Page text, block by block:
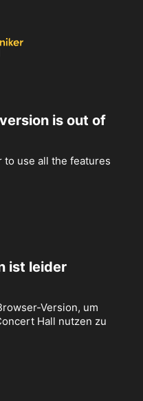
is out of
to use all the features
ist leider
Version, um
Hall nutzen zu